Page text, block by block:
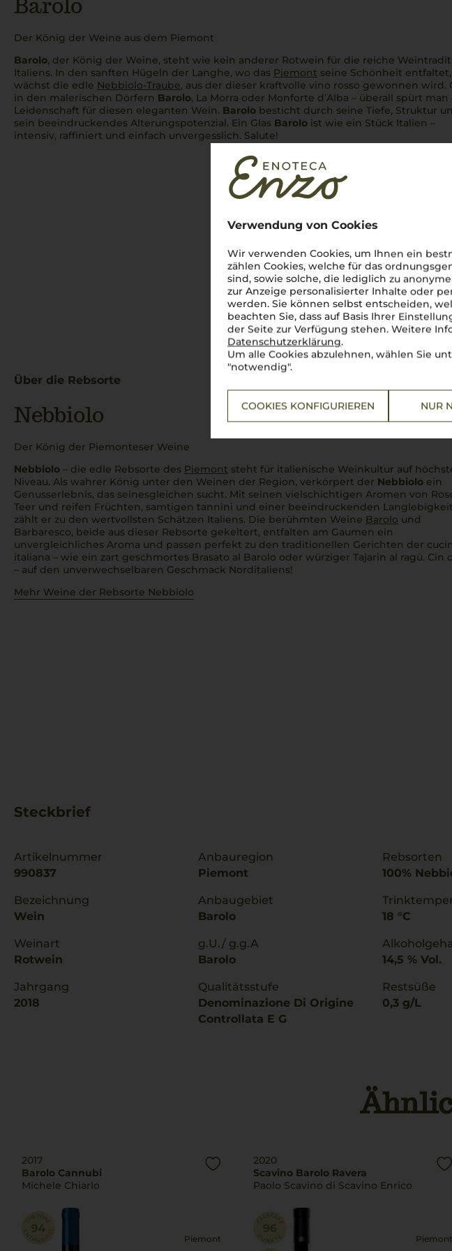
Verwendung von Cookies
Wir verwenden Cookies, um Ihnen ein
zählen Cookies, welche für das
sind, sowie solche, die lediglich zu
zur Anzeige personalisierter Inhalte oder
werden. Sie können selbst entscheiden,
beachten Sie, dass auf Basis Ihrer
der Seite zur Verfügung stehen. Weitere
Datenschutzerklärung.
Um alle Cookies abzulehnen, wählen Sie
"notwendig".
COOKIES KONFIGURIEREN NUR
Der König der Weine aus dem Piemont
Barolo, der König der Weine, steht wie kein anderer Rotwein für die reiche
Italiens. In den sanften Hügeln der Langhe, wo das Piemont seine Schönheit entfaltet,
wächst die edle Nebbiolo-Traube, aus der dieser kraftvolle vino rosso gewonnen wird.
in den malerischen Dörfern Barolo, La Morra oder Monforte d’Alba – überall spürt man
Leidenschaft für diesen eleganten Wein. Barolo besticht durch seine Tiefe, Struktur
sein beeindruckendes Alterungspotenzial. Ein Glas Barolo ist wie ein Stück Italien –
intensiv, raffiniert und einfach unvergesslich. Salute!
Über die Rebsorte
Nebbiolo
Der König der Piemonteser Weine
Nebbiolo – die edle Rebsorte des Piemont steht für italienische Weinkultur auf
Niveau. Als wahrer König unter den Weinen der Region, verkörpert der Nebbiolo ein
Genusserlebnis, das seinesgleichen sucht. Mit seinen vielschichtigen Aromen von
Teer und reifen Früchten, samtigen tannini und einer beeindruckenden
zählt er zu den wertvollsten Schätzen Italiens. Die berühmten Weine Barolo und
Barbaresco, beide aus dieser Rebsorte gekeltert, entfalten am Gaumen ein
unvergleichliches Aroma und passen perfekt zu den traditionellen Gerichten der
italiana – wie ein zart geschmortes Brasato al Barolo oder würziger Tajarin al ragù. Cin
– auf den unverwechselbaren Geschmack Norditaliens!
Mehr Weine der Rebsorte Nebbiolo
Steckbrief
Artikelnummer
990837
Bezeichnung
Wein
Weinart
Rotwein
Jahrgang
2018
Anbauregion
Piemont
Anbaugebiet
Barolo
g.U./ g.g.A
Barolo
Qualitätsstufe
Denominazione Di Origine
Controllata E G
Rebsorten
100%
18 °C
14,5 % Vol.
Restsüße
0,3 g/L
2017
Barolo Cannubi
Michele Chiarlo
Piemont
2020
Scavino Barolo Ravera
Paolo Scavino di Scavino Enrico
Piemont